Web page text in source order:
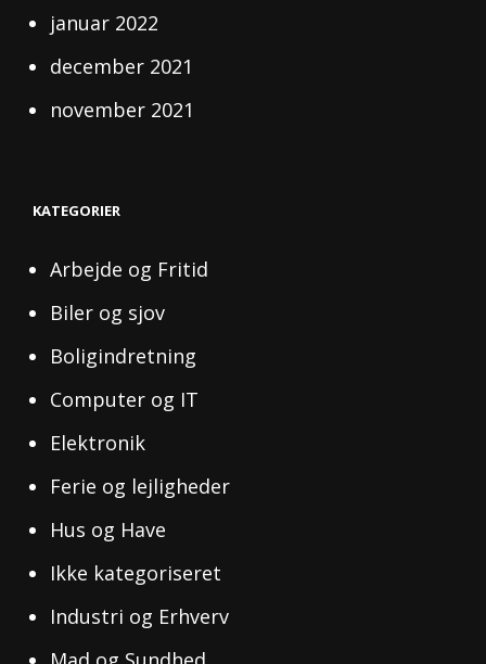
januar 2022
december 2021
november 2021
KATEGORIER
Arbejde og Fritid
Biler og sjov
Boligindretning
Computer og IT
Elektronik
Ferie og lejligheder
Hus og Have
Ikke kategoriseret
Industri og Erhverv